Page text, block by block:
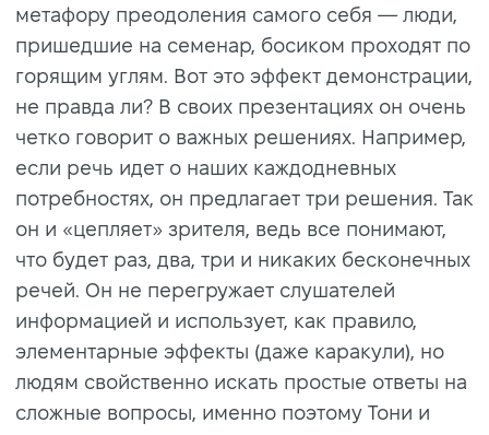
метафору преодоления самого себя — люди,
пришедшие на семенар, босиком проходят по
горящим углям. Вот это эффект демонстрации,
не правда ли? В своих презентациях он очень
четко говорит о важных решениях. Например,
если речь идет о наших каждодневных
потребностях, он предлагает три решения. Так
он и «цепляет» зрителя, ведь все понимают,
что будет раз, два, три и никаких бесконечных
речей. Он не перегружает слушателей
информацией и использует, как правило,
элементарные эффекты (даже каракули), но
людям свойственно искать простые ответы на
сложные вопросы, именно поэтому Тони и